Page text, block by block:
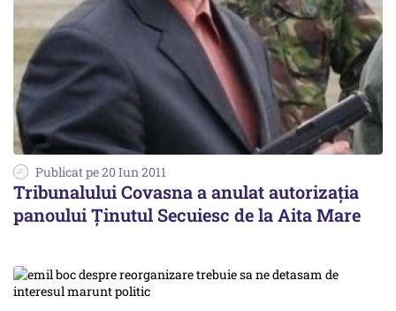
Publicat pe 20 Iun 2011
Tribunalului Covasna a anulat autorizaţia
panoului Ţinutul Secuiesc de la Aita Mare